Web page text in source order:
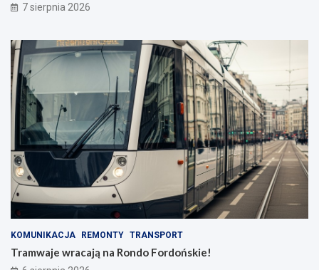
7 sierpnia 2026
KOMUNIKACJA REMONTY TRANSPORT
Tramwaje wracają na Rondo Fordońskie!